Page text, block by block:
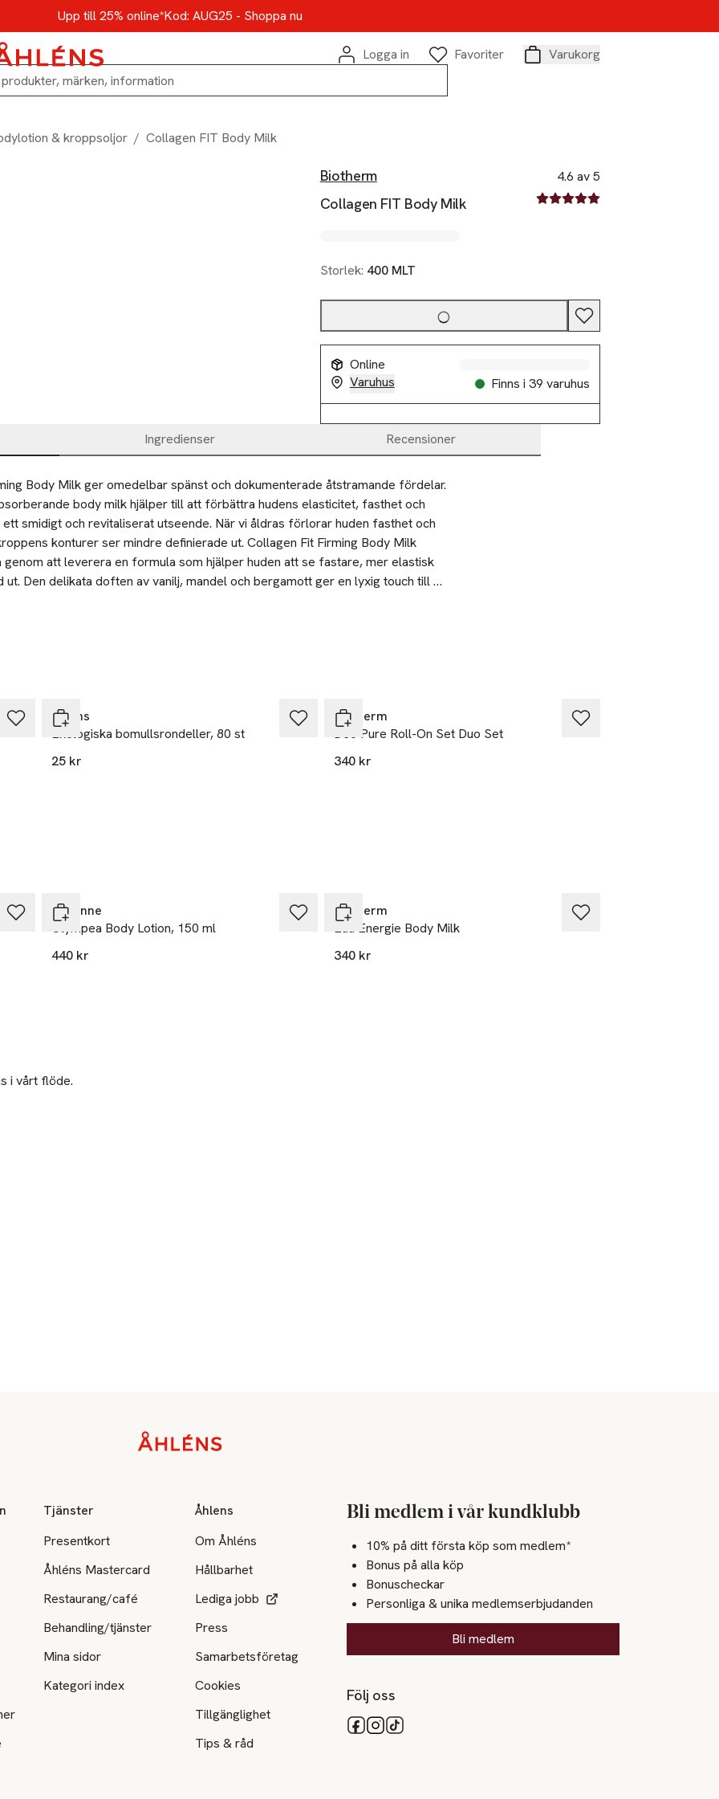
Upp till 25% online*Kod: AUG25 - Shoppa nu
Logga in
Favoriter
Varukorg
& kroppsoljor / Collagen FIT Body Milk
Biotherm
Collagen FIT Body Milk
4.6 av 5
4.6 av fem stjärnor
Storlek: 400 MLT
Online
Varuhus
Finns i 39 varuhus
Ingredienser Recensioner
Body Milk ger omedelbar spänst och dokumenterade åtstramande fördelar.
body milk hjälper till att förbättra hudens elasticitet, fasthet och
smidigt och revitaliserat utseende. När vi åldras förlorar huden fasthet och
konturer ser mindre definierade ut. Collagen Fit Firming Body Milk
att leverera en formula som hjälper huden att se fastare, mer elastisk
ut. Den delikata doften av vanilj, mandel och bergamott ger en lyxig touch till
vilket gör den både effektiv och njutbar. Biotech Plankton™: Rik på
bidrar till fastare hud. Biotech Plankton + Koffein ökar NAD+, en viktig
+30 %, som bidrar till att revitalisera huden* *In vitro-test på
elasticitet* +38 % återfuktning** +33 % slätare hud*** *Instrumentellt test.
***Kliniskt test på 42 kvinnor, efter 1 månad.
Åhléns
Ekologiska bomullsrondeller, 80 st
25 kr
Biotherm
Deo Pure Roll-On Set Duo Set
340 kr
Rabanne
Olympea Body Lotion, 150 ml
440 kr
Biotherm
Eau Energie Body Milk
340 kr
i vårt flöde.
Tjänster
Presentkort
Åhléns Mastercard
Restaurang/café
Behandling/tjänster
Mina sidor
Kategori index
Åhlens
Om Åhléns
Hållbarhet
Lediga jobb
Press
Samarbetsföretag
Cookies
Tillgänglighet
Tips & råd
Bli medlem i vår kundklubb
10% på ditt första köp som medlem*
Bonus på alla köp
Bonuscheckar
Personliga & unika medlemserbjudanden
Bli medlem
Följ oss